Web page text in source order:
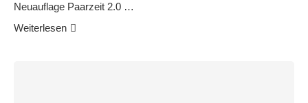
Neuauflage Paarzeit 2.0 …
Weiterlesen